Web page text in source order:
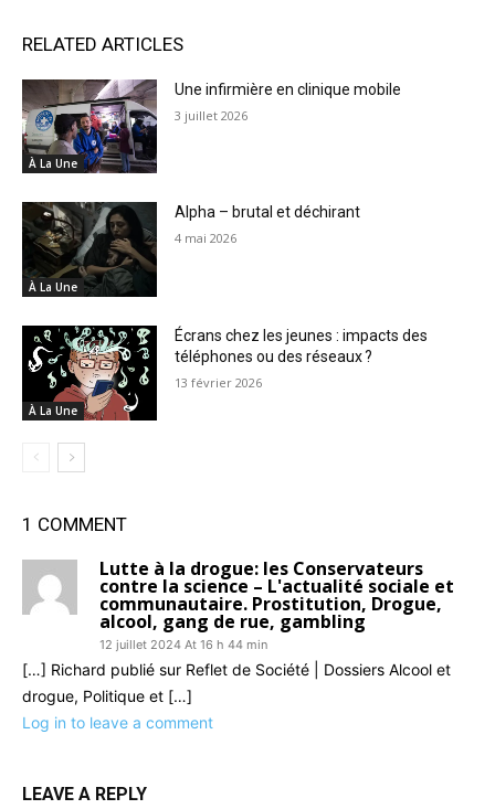
RELATED ARTICLES
À La Une
Une infirmière en clinique mobile
3 juillet 2026
À La Une
Alpha – brutal et déchirant
4 mai 2026
À La Une
Écrans chez les jeunes : impacts des
téléphones ou des réseaux ?
13 février 2026
1 COMMENT
Lutte à la drogue: les Conservateurs
contre la science – L'actualité sociale et
communautaire. Prostitution, Drogue,
alcool, gang de rue, gambling
12 juillet 2024 At 16 h 44 min
[…] Richard publié sur Reflet de Société | Dossiers Alcool et
drogue, Politique et […]
Log in to leave a comment
LEAVE A REPLY